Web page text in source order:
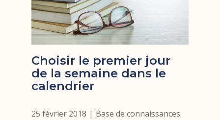
Choisir le premier jour
de la semaine dans le
calendrier
25 février 2018 Base de connaissances